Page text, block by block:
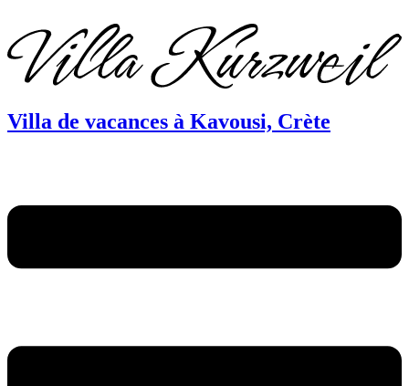
Villa de vacances à Kavousi, Crète